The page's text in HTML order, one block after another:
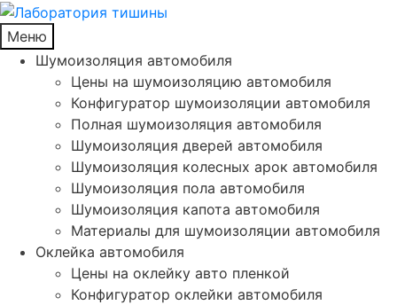
Меню
Шумоизоляция автомобиля
Цены на шумоизоляцию автомобиля
Конфигуратор шумоизоляции автомобиля
Полная шумоизоляция автомобиля
Шумоизоляция дверей автомобиля
Шумоизоляция колесных арок автомобиля
Шумоизоляция пола автомобиля
Шумоизоляция капота автомобиля
Материалы для шумоизоляции автомобиля
Оклейка автомобиля
Цены на оклейку авто пленкой
Конфигуратор оклейки автомобиля